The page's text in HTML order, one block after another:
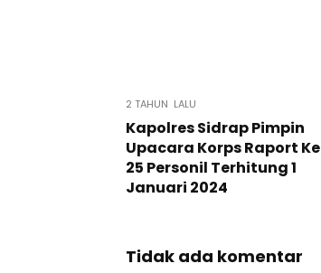
2 TAHUN LALU
Kapolres Sidrap Pimpin
Upacara Korps Raport Ke
25 Personil Terhitung 1
Januari 2024
Tidak ada komentar